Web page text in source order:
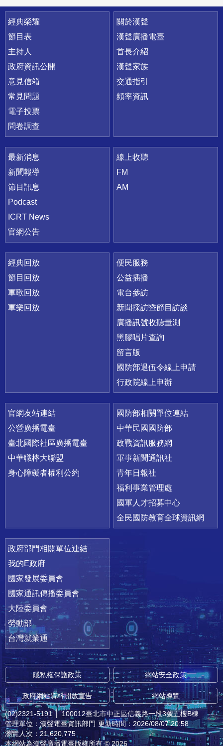
快速連結
經典榮耀
節目表
主持人
政府資訊公開
意見信箱
常見問題
電子投票
問卷調查
關於漢聲
漢聲廣播電臺
首長介紹
漢聲家族
交通指引
頻率資訊
最新消息
新聞報導
節目訊息
Podcast
ICRT News
官網公告
線上收聽
FM
AM
經典回放
節目回放
軍歌回放
軍樂回放
便民服務
公益插播
電台參訪
新聞採訪暨節目訪談
廣播訊號收聽量測
黑膠唱片查詢
留言版
國防部退伍令線上申請
行政院線上申辦
官網友站連結
公營廣播電臺
臺北國際社區廣播電臺
中華職棒大聯盟
身心障礙者權利公約
國防部相關單位連結
中華民國國防部
政戰資訊服務網
軍事新聞通訊社
青年日報社
福利事業管理處
國軍人才招募中心
全民國防教育全球資訊網
政府部門相關單位連結
我的E政府
國家發展委員會
國家通訊傳播委員會
大陸委員會
勞動部
台灣就業通
隱私權保護政策 網站安全政策
政府網站資料開放宣告 網站導覽
(02)2321-5191 │ 100012臺北市中正區信義路一段3號五樓B棟
管理單位：漢聲電臺資訊部門 更新時間：2026/08/07 20:58
瀏覽人次：21,620,775
本網站為漢聲廣播電臺版權所有 © 2026